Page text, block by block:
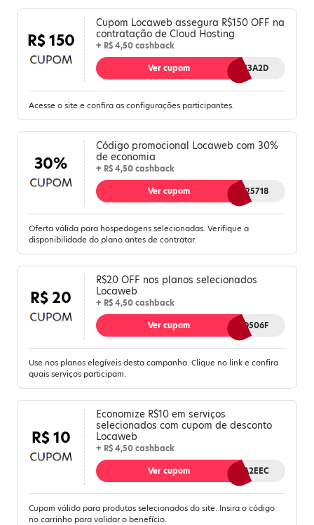
R$ 150
Cupom Locaweb assegura R$150 OFF na
contratação de Cloud Hosting
+ R$ 4,50 cashback
CHTSH73A2D
Ver cupom
Acesse o site e confira as configurações participantes.
30%
Código promocional Locaweb com 30%
de economia
+ R$ 4,50 cashback
HPVPS25718
Ver cupom
Oferta válida para hospedagens selecionadas. Verifique a
disponibilidade do plano antes de contratar.
R$ 20
R$20 OFF nos planos selecionados
Locaweb
+ R$ 4,50 cashback
20OFFD506F
Ver cupom
Use nos planos elegíveis desta campanha. Clique no link e confira
quais serviços participam.
R$ 10
Economize R$10 em serviços
selecionados com cupom de desconto
Locaweb
+ R$ 4,50 cashback
EA10CA2EEC
Ver cupom
Cupom válido para produtos selecionados do site. Insira o código
no carrinho para validar o benefício.